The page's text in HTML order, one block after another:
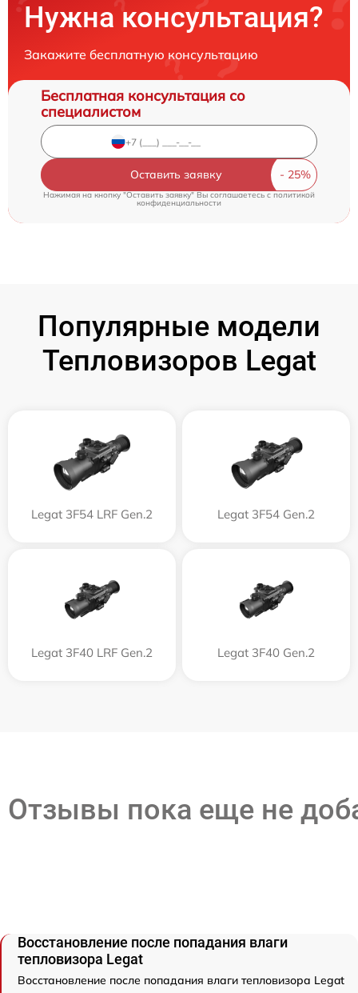
Нужна консультация?
Закажите бесплатную консультацию
Бесплатная консультация со
специалистом
Оставить заявку
Нажимая на кнопку "Оставить заявку" Вы соглашаетесь c политикой
конфиденциальности
Популярные модели
Тепловизоров Legat
Legat 3F54 LRF Gen.2 Legat 3F54 Gen.2
Legat 3F40 LRF Gen.2 Legat 3F40 Gen.2
Отзывы пока еще не
Восстановление после попадания влаги
тепловизора Legat
Восстановление после попадания влаги тепловизора Legat